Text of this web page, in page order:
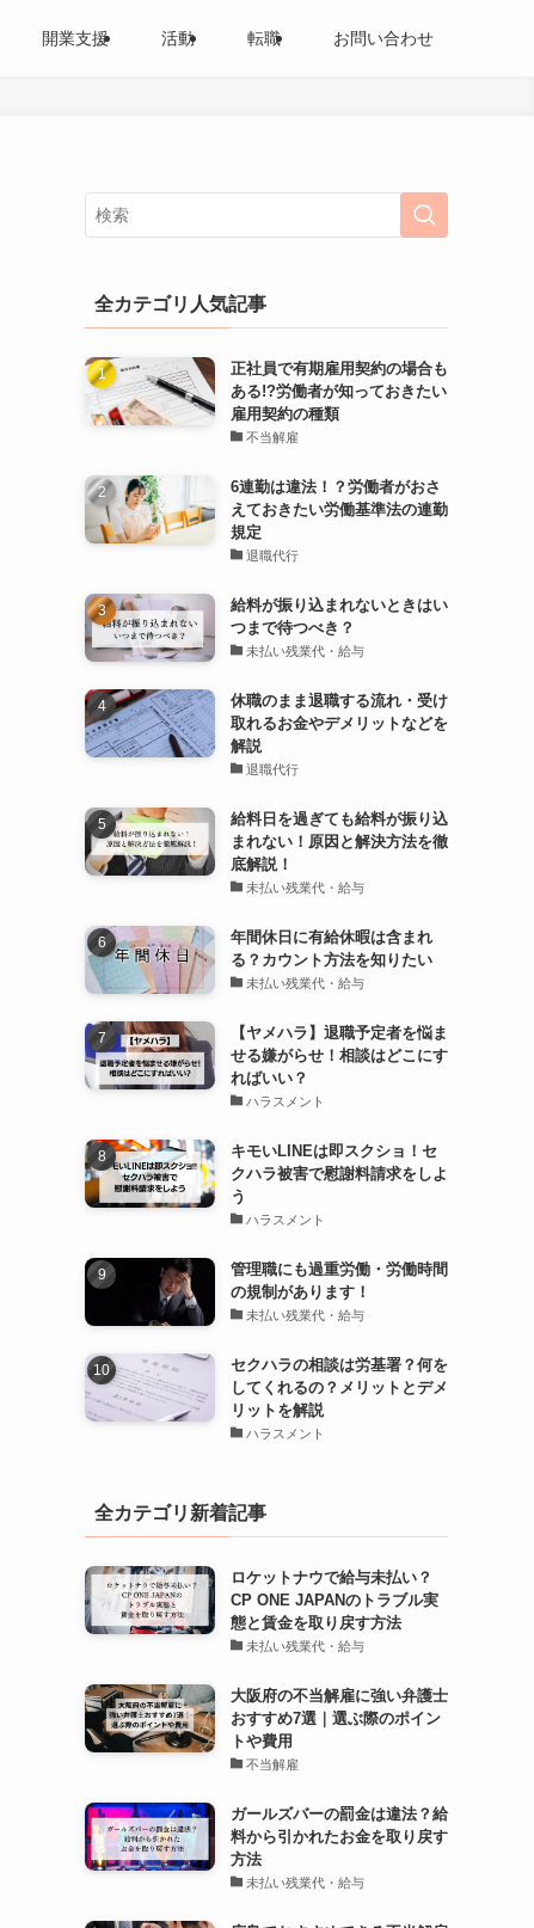
開業支援 活動 転職 お問い合わせ
全カテゴリ人気記事
正社員で有期雇用契約の場合も
ある!?労働者が知っておきたい
雇用契約の種類
不当解雇
6連勤は違法！？労働者がおさ
えておきたい労働基準法の連勤
規定
退職代行
給料が振り込まれないときはい
つまで待つべき？
未払い残業代・給与
休職のまま退職する流れ・受け
取れるお金やデメリットなどを
解説
退職代行
給料日を過ぎても給料が振り込
まれない！原因と解決方法を徹
底解説！
未払い残業代・給与
年間休日に有給休暇は含まれ
る？カウント方法を知りたい
未払い残業代・給与
【ヤメハラ】退職予定者を悩ま
せる嫌がらせ！相談はどこにす
ればいい？
ハラスメント
キモいLINEは即スクショ！セ
クハラ被害で慰謝料請求をしよ
う
ハラスメント
管理職にも過重労働・労働時間
の規制があります！
未払い残業代・給与
セクハラの相談は労基署？何を
してくれるの？メリットとデメ
リットを解説
ハラスメント
全カテゴリ新着記事
ロケットナウで給与未払い？
CP ONE JAPANのトラブル実
態と賃金を取り戻す方法
未払い残業代・給与
大阪府の不当解雇に強い弁護士
おすすめ7選｜選ぶ際のポイン
トや費用
不当解雇
ガールズバーの罰金は違法？給
料から引かれたお金を取り戻す
方法
未払い残業代・給与